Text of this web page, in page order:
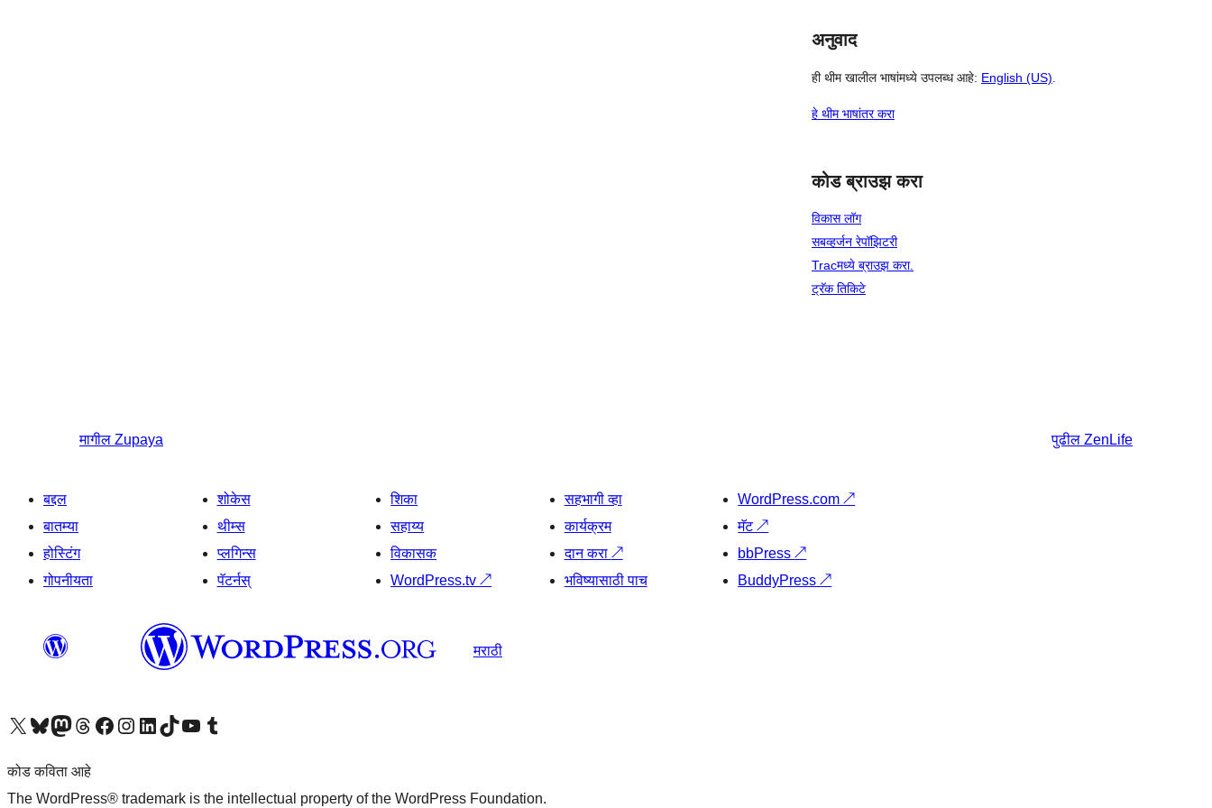
अनुवाद
ही थीम खालील भाषांमध्ये उपलब्ध आहे: English (US)
हे थीम भाषांतर करा
कोड ब्राउझ करा
विकास लॉग
सबव्हर्जन रेपॉझिटरी
Tracमध्ये ब्राउझ करा.
ट्रॅक तिकिटे
मागील Zupaya पुढील ZenLife
बद्दल
बातम्या
होस्टिंग
गोपनीयता
शोकेस
थीम्स
प्लगिन्स
पॅटर्नस्
शिका
सहाय्य
विकासक
WordPress.tv↗
सहभागी व्हा
कार्यक्रम
दान करा ↗
भविष्यासाठी पाच
WordPress.com↗
मॅट↗
bbPress↗
BuddyPress↗
मराठी
आमच्या X (एक्स) (पूर्वीचे ट्विटर) खात्याला भेट द्या आमच्या ब्लूस्की खात्याला भेट द्या.आमच्या Mastodon खात्याला भेट द्या.आमच्या थ्रेड्स खात्याला भेट द्या. आमच्या फेसबुक पेजला भेट द्या आमच्या इंस्टाग्राम खात्याला भेट द्या आमच्या लिंक्डइन खात्याला भेट द्या आमच्या टिकटॉक अकाउंटला भेट द्या.आमच्या यूट्यूब चॅनेलला भेट द्या आमच्या टंबलर खात्याला भेट द्या.
कोड कविता आहे
The WordPress® trademark is the intellectual property of the WordPress Foundation.